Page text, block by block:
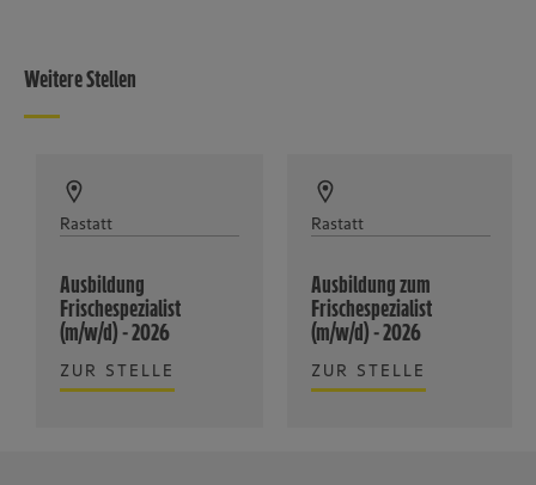
Weitere Stellen
Rastatt
Ausbildung
Frischespezialist
(m/w/d) - 2026
ZUR STELLE
Rastatt
Ausbildung zum
Frischespezialist
(m/w/d) - 2026
ZUR STELLE